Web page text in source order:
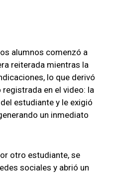
alumnos comenzó a
reiterada mientras la
lo que derivó
en el video: la
estudiante y le exigió
un inmediato
otro estudiante, se
sociales y abrió un